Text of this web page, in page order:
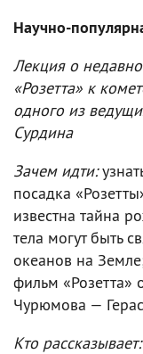
Научно-
Лекция о
«Розетта» к
одного из
Сурдина
Зачем идти:
посадка
известна тайна
тела могут быть
океанов на
фильм «Розетта»
Чурюмова —
Кто рассказывает: